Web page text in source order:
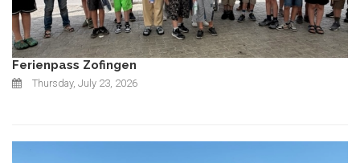
Ferienpass Zofingen
Thursday, July 23, 2026